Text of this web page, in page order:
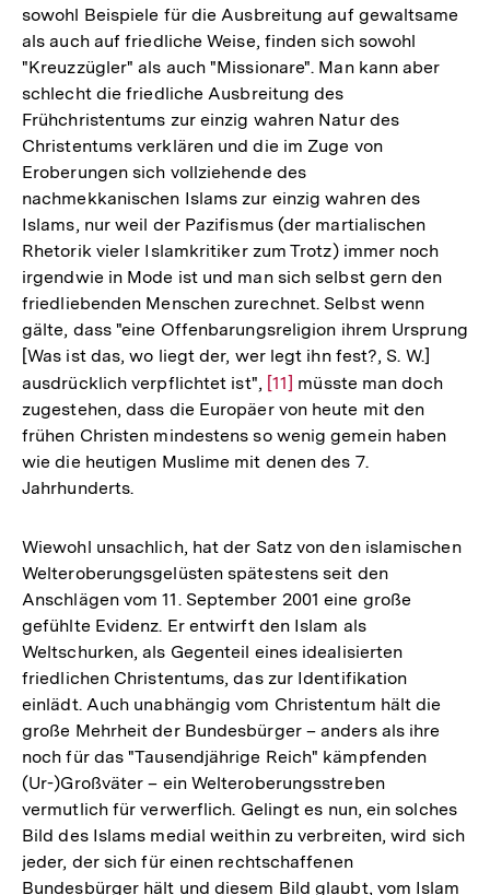
sowohl Beispiele für die Ausbreitung auf gewaltsame
als auch auf friedliche Weise, finden sich sowohl
"Kreuzzügler" als auch "Missionare". Man kann aber
schlecht die friedliche Ausbreitung des
Frühchristentums zur einzig wahren Natur des
Christentums verklären und die im Zuge von
Eroberungen sich vollziehende des
nachmekkanischen Islams zur einzig wahren des
Islams, nur weil der Pazifismus (der martialischen
Rhetorik vieler Islamkritiker zum Trotz) immer noch
irgendwie in Mode ist und man sich selbst gern den
friedliebenden Menschen zurechnet. Selbst wenn
gälte, dass "eine Offenbarungsreligion ihrem Ursprung
[Was ist das, wo liegt der, wer legt ihn fest?, S. W.]
ausdrücklich verpflichtet ist", Zur
Auflösung
der
Fußnote
[11] müsste man doch
zugestehen, dass die Europäer von heute mit den
frühen Christen mindestens so wenig gemein haben
wie die heutigen Muslime mit denen des 7.
Jahrhunderts.
Wiewohl unsachlich, hat der Satz von den islamischen
Welteroberungsgelüsten spätestens seit den
Anschlägen vom 11. September 2001 eine große
gefühlte Evidenz. Er entwirft den Islam als
Weltschurken, als Gegenteil eines idealisierten
friedlichen Christentums, das zur Identifikation
einlädt. Auch unabhängig vom Christentum hält die
große Mehrheit der Bundesbürger – anders als ihre
noch für das "Tausendjährige Reich" kämpfenden
(Ur-)Großväter – ein Welteroberungsstreben
vermutlich für verwerflich. Gelingt es nun, ein solches
Bild des Islams medial weithin zu verbreiten, wird sich
jeder, der sich für einen rechtschaffenen
Bundesbürger hält und diesem Bild glaubt, vom Islam